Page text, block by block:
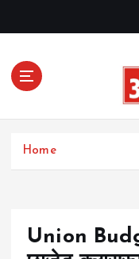
c
Amolak
Home
Union